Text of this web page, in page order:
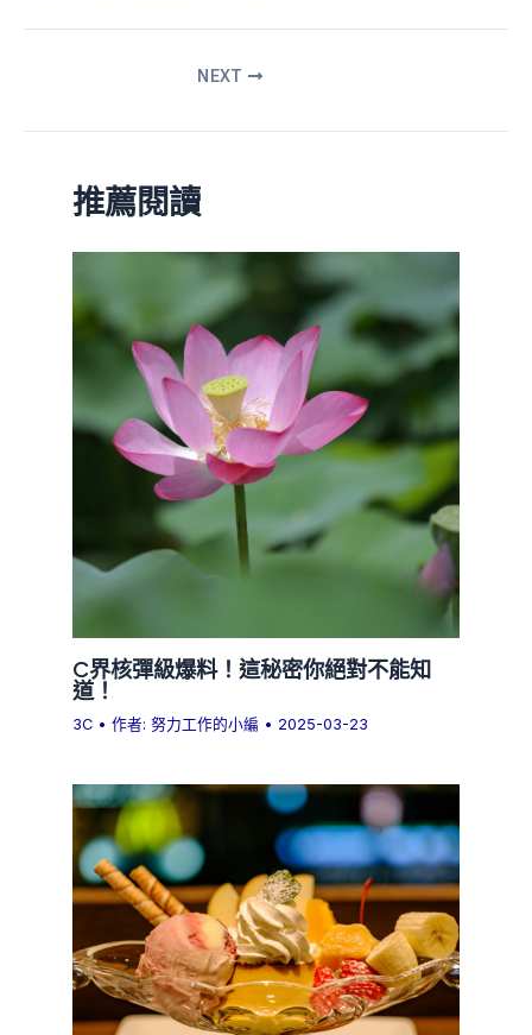
NEXT
推薦閱讀
C界核彈級爆料！這秘密你絕對不能知
道！
3C • 作者:努力工作的小編 • 2025-03-23